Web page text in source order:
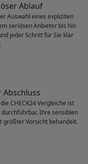
Ablauf
Auswahl eines expliziten
seriösen Anbieter bis hin
jeder Schritt für Sie klar
CHECK24 Vergleiche ist
Ihre sensiblen
größter Vorsicht behandelt.